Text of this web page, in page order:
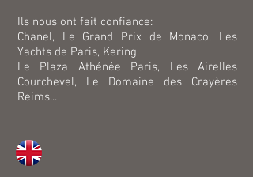
Ils nous ont fait confiance:
Chanel, Le Grand Prix de Monaco, Les
Yachts de Paris, Kering,
Le Plaza Athénée Paris, Les Airelles
Courchevel, Le Domaine des Crayères
Reims...